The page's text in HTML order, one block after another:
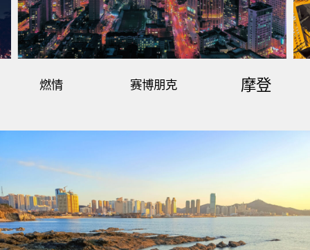
燃情 赛博朋克 摩登